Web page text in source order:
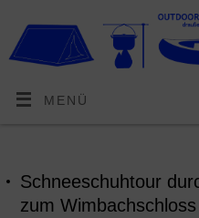
MENÜ
Schneeschuhtour
zum Wimbachschloss